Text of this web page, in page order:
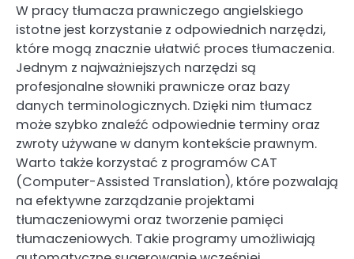
W pracy tłumacza prawniczego angielskiego
istotne jest korzystanie z odpowiednich narzędzi,
które mogą znacznie ułatwić proces tłumaczenia.
Jednym z najważniejszych narzędzi są
profesjonalne słowniki prawnicze oraz bazy
danych terminologicznych. Dzięki nim tłumacz
może szybko znaleźć odpowiednie terminy oraz
zwroty używane w danym kontekście prawnym.
Warto także korzystać z programów CAT
(Computer-Assisted Translation), które pozwalają
na efektywne zarządzanie projektami
tłumaczeniowymi oraz tworzenie pamięci
tłumaczeniowych. Takie programy umożliwiają